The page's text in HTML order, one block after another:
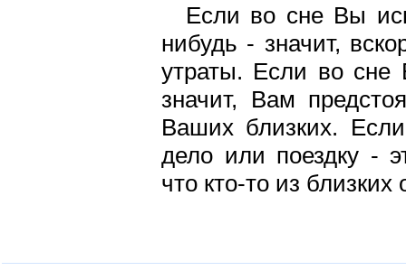
Если во сне Вы
нибудь - значит,
утраты. Если во сне
значит, Вам
Ваших близких.
дело или поездку -
что кто-то из